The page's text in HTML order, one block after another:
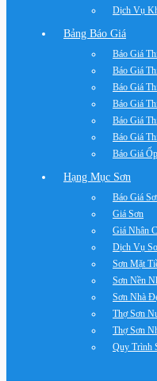
Dịch Vụ
Bảng Báo Giá
Báo Giá
Báo Giá
Báo Giá
Báo Giá
Báo Giá
Báo Giá
Báo Giá
Hạng Mục Sơn
Báo Giá
Giá Sơn
Giá Nhân
Dịch Vụ
Sơn Mặt
Sơn Nền
Sơn Nhà
Thợ Sơn
Thợ Sơn
Quy Trình